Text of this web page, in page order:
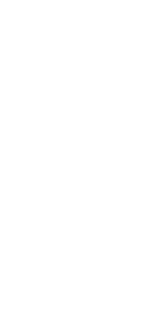
Lastiği
P3501